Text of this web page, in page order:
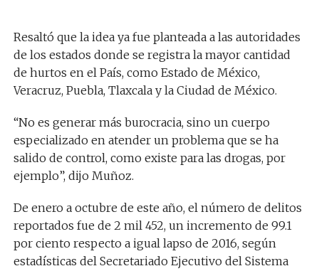
Resaltó que la idea ya fue planteada a las autoridades
de los estados donde se registra la mayor cantidad
de hurtos en el País, como Estado de México,
Veracruz, Puebla, Tlaxcala y la Ciudad de México.
“No es generar más burocracia, sino un cuerpo
especializado en atender un problema que se ha
salido de control, como existe para las drogas, por
ejemplo”, dijo Muñoz.
De enero a octubre de este año, el número de delitos
reportados fue de 2 mil 452, un incremento de 99.1
por ciento respecto a igual lapso de 2016, según
estadísticas del Secretariado Ejecutivo del Sistema